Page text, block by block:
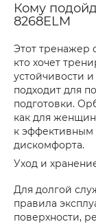
Кому
8268ELM
Этот тренажер
кто хочет
устойчивости и
подходит для
подготовки.
как для
к
дискомфорта.
Уход и
Для долгой
правила
поверхности,